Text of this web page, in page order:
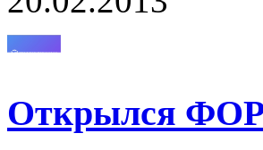
Открылся